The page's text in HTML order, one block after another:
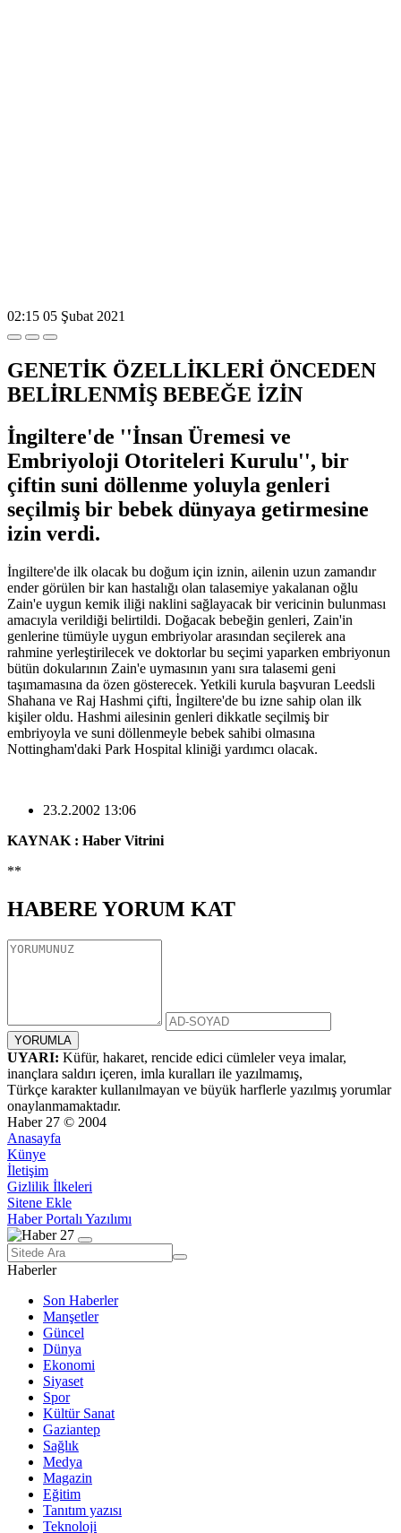
02:15 05 Şubat 2021
GENETİK ÖZELLİKLERİ ÖNCEDEN
BELİRLENMİŞ BEBEĞE İZİN
İngiltere'de ''İnsan Üremesi ve
Embriyoloji Otoriteleri Kurulu'', bir
çiftin suni döllenme yoluyla genleri
seçilmiş bir bebek dünyaya getirmesine
izin verdi.
İngiltere'de ilk olacak bu doğum için iznin, ailenin uzun zamandır
ender görülen bir kan hastalığı olan talasemiye yakalanan oğlu
Zain'e uygun kemik iliği naklini sağlayacak bir vericinin bulunması
amacıyla verildiği belirtildi. Doğacak bebeğin genleri, Zain'in
genlerine tümüyle uygun embriyolar arasından seçilerek ana
rahmine yerleştirilecek ve doktorlar bu seçimi yaparken embriyonun
bütün dokularının Zain'e uymasının yanı sıra talasemi geni
taşımamasına da özen gösterecek. Yetkili kurula başvuran Leedsli
Shahana ve Raj Hashmi çifti, İngiltere'de bu izne sahip olan ilk
kişiler oldu. Hashmi ailesinin genleri dikkatle seçilmiş bir
embriyoyla ve suni döllenmeyle bebek sahibi olmasına
Nottingham'daki Park Hospital kliniği yardımcı olacak.
23.2.2002 13:06
KAYNAK : Haber Vitrini
**
HABERE YORUM KAT
UYARI: Küfür, hakaret, rencide edici cümleler veya imalar,
inançlara saldırı içeren, imla kuralları ile yazılmamış,
Türkçe karakter kullanılmayan ve büyük harflerle yazılmış yorumlar
onaylanmamaktadır.
Haber 27 © 2004
Anasayfa
Künye
İletişim
Gizlilik İlkeleri
Sitene Ekle
Haber Portalı Yazılımı
Haberler
Son Haberler
Manşetler
Güncel
Dünya
Ekonomi
Siyaset
Spor
Kültür Sanat
Gaziantep
Sağlık
Medya
Magazin
Eğitim
Tanıtım yazısı
Teknoloji